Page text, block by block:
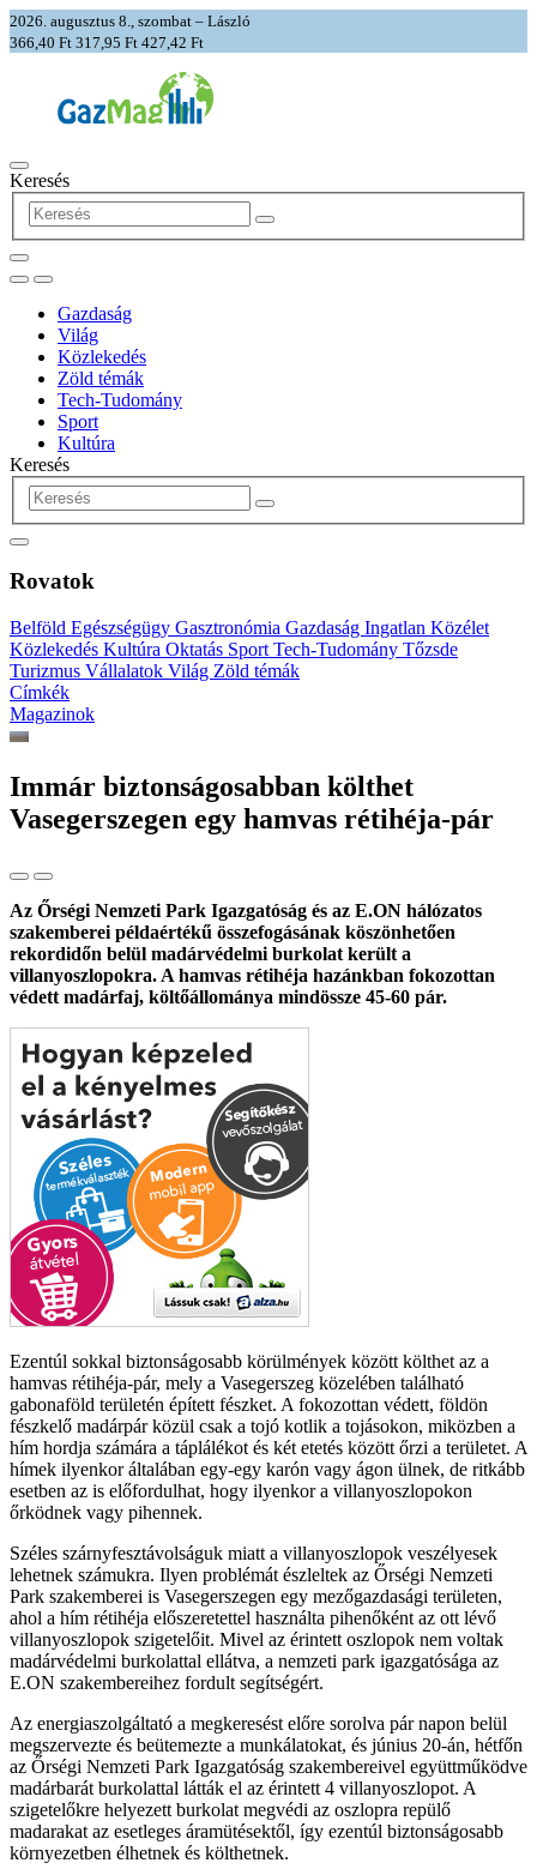
2026. augusztus 8., szombat – László
366,40 Ft 317,95 Ft 427,42 Ft
Keresés
Gazdaság
Világ
Közlekedés
Zöld témák
Tech-Tudomány
Sport
Kultúra
Keresés
Rovatok
Belföld Egészségügy Gasztronómia Gazdaság Ingatlan Közélet
Közlekedés Kultúra Oktatás Sport Tech-Tudomány Tőzsde
Turizmus Vállalatok Világ Zöld témák
Címkék
Magazinok
Immár biztonságosabban költhet
Vasegerszegen egy hamvas rétihéja-pár
Az Őrségi Nemzeti Park Igazgatóság és az E.ON hálózatos
szakemberei példaértékű összefogásának köszönhetően
rekordidőn belül madárvédelmi burkolat került a
villanyoszlopokra. A hamvas rétihéja hazánkban fokozottan
védett madárfaj, költőállománya mindössze 45-60 pár.
Ezentúl sokkal biztonságosabb körülmények között költhet az a
hamvas rétihéja-pár, mely a Vasegerszeg közelében található
gabonaföld területén épített fészket. A fokozottan védett, földön
fészkelő madárpár közül csak a tojó kotlik a tojásokon, miközben a
hím hordja számára a táplálékot és két etetés között őrzi a területet. A
hímek ilyenkor általában egy-egy karón vagy ágon ülnek, de ritkább
esetben az is előfordulhat, hogy ilyenkor a villanyoszlopokon
őrködnek vagy pihennek.
Széles szárnyfesztávolságuk miatt a villanyoszlopok veszélyesek
lehetnek számukra. Ilyen problémát észleltek az Őrségi Nemzeti
Park szakemberei is Vasegerszegen egy mezőgazdasági területen,
ahol a hím rétihéja előszeretettel használta pihenőként az ott lévő
villanyoszlopok szigetelőit. Mivel az érintett oszlopok nem voltak
madárvédelmi burkolattal ellátva, a nemzeti park igazgatósága az
E.ON szakembereihez fordult segítségért.
Az energiaszolgáltató a megkeresést előre sorolva pár napon belül
megszervezte és beütemezte a munkálatokat, és június 20-án, hétfőn
az Őrségi Nemzeti Park Igazgatóság szakembereivel együttműködve
madárbarát burkolattal látták el az érintett 4 villanyoszlopot. A
szigetelőkre helyezett burkolat megvédi az oszlopra repülő
madarakat az esetleges áramütésektől, így ezentúl biztonságosabb
környezetben élhetnek és költhetnek.